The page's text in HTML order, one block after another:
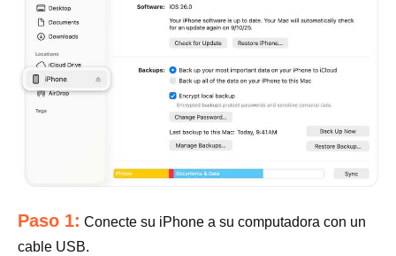
Paso 1: Conecte su iPhone a su computadora con un
cable USB.